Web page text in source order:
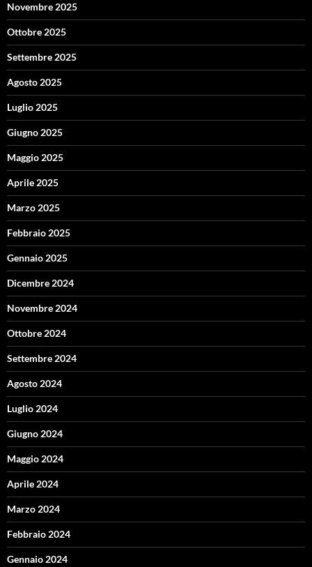
Novembre 2025
Ottobre 2025
Settembre 2025
Agosto 2025
Luglio 2025
Giugno 2025
Maggio 2025
Aprile 2025
Marzo 2025
Febbraio 2025
Gennaio 2025
Dicembre 2024
Novembre 2024
Ottobre 2024
Settembre 2024
Agosto 2024
Luglio 2024
Giugno 2024
Maggio 2024
Aprile 2024
Marzo 2024
Febbraio 2024
Gennaio 2024